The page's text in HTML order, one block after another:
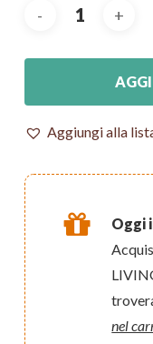
Aggiungi alla
Oggi
nel